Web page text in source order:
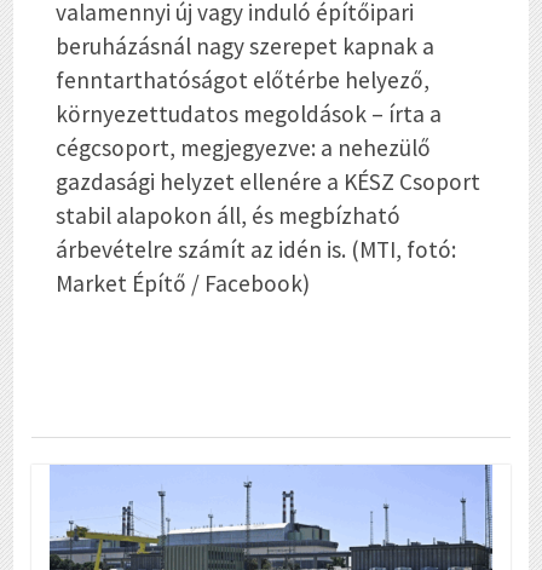
valamennyi új vagy induló építőipari
beruházásnál nagy szerepet kapnak a
fenntarthatóságot előtérbe helyező,
környezettudatos megoldások – írta a
cégcsoport, megjegyezve: a nehezülő
gazdasági helyzet ellenére a KÉSZ Csoport
stabil alapokon áll, és megbízható
árbevételre számít az idén is. (MTI, fotó:
Market Építő / Facebook)